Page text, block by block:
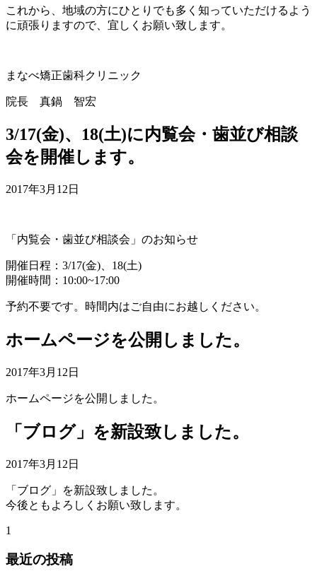
これから、地域の方にひとりでも多く知っていただけるよう
に頑張りますので、宜しくお願い致します。
まなべ矯正歯科クリニック
院長 真鍋 智宏
3/17(金)、18(土)に内覧会・歯並び相談
会を開催します。
2017年3月12日
「内覧会・歯並び相談会」のお知らせ
開催日程：3/17(金)、18(土)
開催時間：10:00~17:00
予約不要です。時間内はご自由にお越しください。
ホームページを公開しました。
2017年3月12日
ホームページを公開しました。
「ブログ」を新設致しました。
2017年3月12日
「ブログ」を新設致しました。
今後ともよろしくお願い致します。
1
最近の投稿